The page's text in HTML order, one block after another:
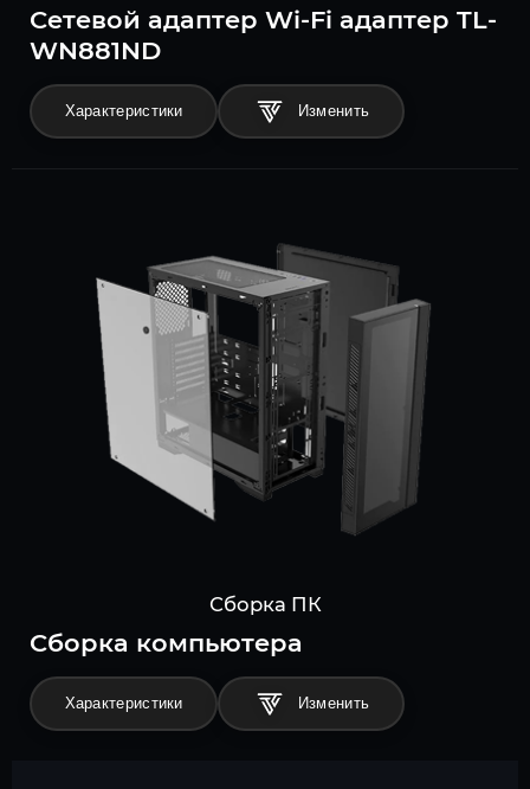
Сетевой адаптер Wi-Fi адаптер TL-
WN881ND
Характеристики
Сборка ПК
Cборка компьютера
Характеристики